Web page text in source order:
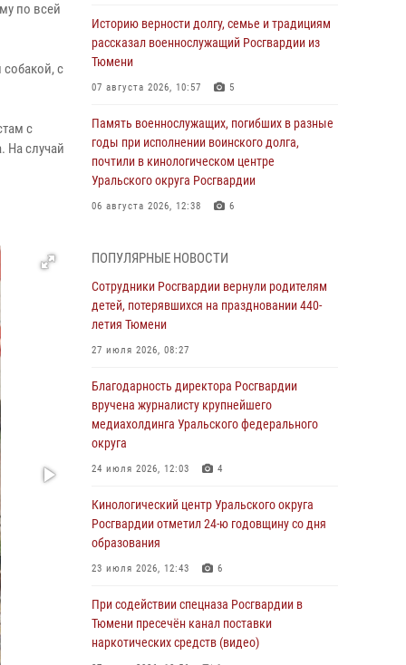
по всей
с
с
На случай
Историю верности долгу, семье и традициям
рассказал военнослужащий Росгвардии из
Тюмени
07 августа 2026, 10:57 5
Память военнослужащих, погибших в разные
годы при исполнении воинского долга,
почтили в кинологическом центре
Уральского округа Росгвардии
06 августа 2026, 12:38 6
знакомят детей со своей службой и
напоминают о мерах безопасности
06 августа 2026, 12:33 2
области» в рамках акции «Храним огонь
06 августа 2026, 04:41 3
Росгвардейцы в Тюменской области почтили
Яковлева
05 августа 2026, 11:03 4
В Тюмени офицер Росгвардии в радиоэфире
владения оружием
05 августа 2026, 09:56 2
ПОПУЛЯРНЫЕ НОВОСТИ
Сотрудники Росгвардии вернули родителям
детей, потерявшихся на праздновании 440-
летия Тюмени
27 июля 2026, 08:27
Благодарность директора Росгвардии
вручена журналисту крупнейшего
медиахолдинга Уральского федерального
округа
24 июля 2026, 12:03 4
Кинологический центр Уральского округа
Росгвардии отметил 24-ю годовщину со дня
образования
23 июля 2026, 12:43 6
При содействии спецназа Росгвардии в
Тюмени пресечён канал поставки
наркотических средств (видео)